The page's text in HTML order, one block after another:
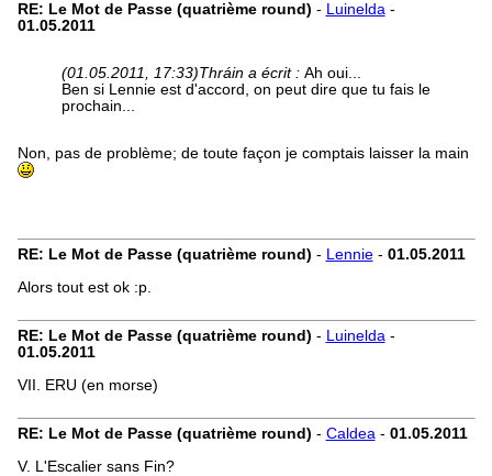
RE: Le Mot de Passe (quatrième round) - Luinelda-
01.05.2011
(01.05.2011, 17:33)Thráin a écrit : Ah oui...
Ben si Lennie est d'accord, on peut dire que tu fais le
prochain...
Non, pas de problème; de toute façon je comptais laisser la main
RE: Le Mot de Passe (quatrième round) - Lennie- 01.05.2011
Alors tout est ok :p.
RE: Le Mot de Passe (quatrième round) - Luinelda-
01.05.2011
VII. ERU (en morse)
RE: Le Mot de Passe (quatrième round) - Caldea- 01.05.2011
V. L'Escalier sans Fin?